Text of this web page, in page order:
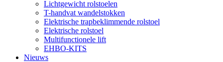
Lichtgewicht rolstoelen
T-handvat wandelstokken
Elektrische trapbeklimmende rolstoel
Elektrische rolstoel
Multifunctionele lift
EHBO-KITS
Nieuws